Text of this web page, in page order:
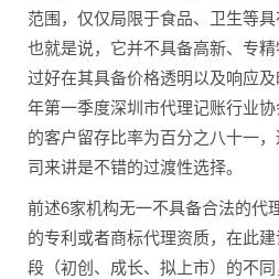
范围，仅仅局限于食品、卫生等具
也就是说，它并不具备高新、专
过好在其具备价格透明以及响应
年第一季度深圳市代理记账行业
的客户留存比率为百分之八十一
司来讲是不错的过渡性选择。
前述6家机构无一不具备合法的代
的专利或者商标代理资质，在此
段（初创、成长、拟上市）的不同